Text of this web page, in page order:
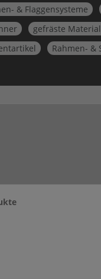
& Flaggensysteme
gefräste
Rahmen- &